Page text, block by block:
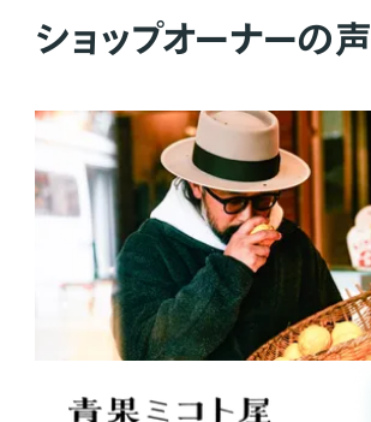
ショップオーナーの声